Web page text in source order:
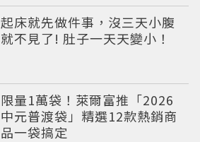
起床就先做件事，沒三天小腹
就不見了! 肚子一天天變小！
限量1萬袋！萊爾富推「2026
中元普渡袋」精選12款熱銷商
品一袋搞定